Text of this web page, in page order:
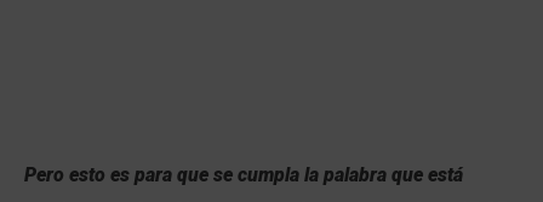
Pero esto es para que se cumpla la palabra que está